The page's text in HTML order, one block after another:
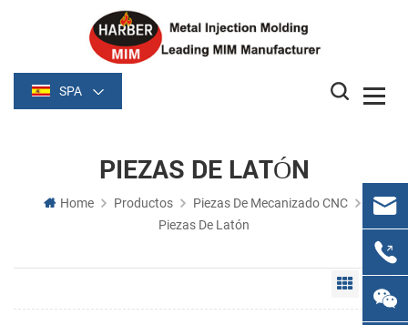
SPA
PIEZAS DE LATÓN
Home Productos
Piezas De Mecanizado CNC
Piezas De Latón
Grid